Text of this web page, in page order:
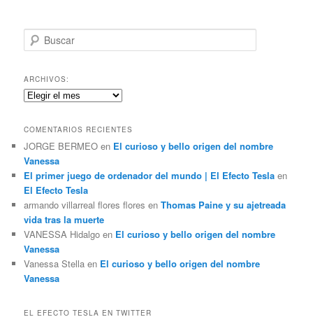
u
c
a
r
ARCHIVOS:
Archivos:
COMENTARIOS RECIENTES
JORGE BERMEO en El curioso y bello origen del nombre
Vanessa
El primer juego de ordenador del mundo | El Efecto Tesla en
El Efecto Tesla
armando villarreal flores flores enThomas Paine y su ajetreada
vida tras la muerte
VANESSA Hidalgo en El curioso y bello origen del nombre
Vanessa
Vanessa Stella en El curioso y bello origen del nombre
Vanessa
EL EFECTO TESLA EN TWITTER